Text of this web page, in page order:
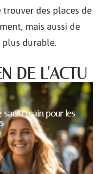
des places de
mais aussi de
durable.
DE L'ACTU
sac à main pour les